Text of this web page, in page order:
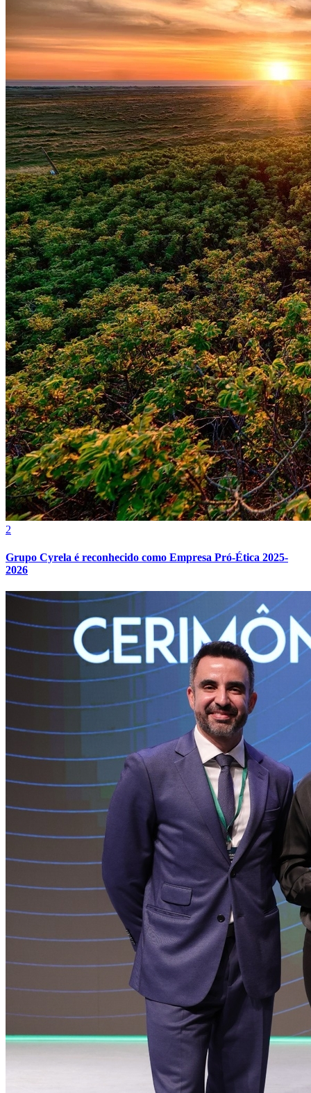
Botafogo
Grêmio
Internacional
2
Grupo Cyrela é reconhecido como Empresa Pró-Ética 2025-
2026